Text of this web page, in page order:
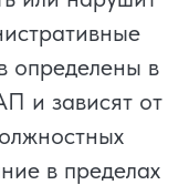
определены в
и зависят от
в пределах